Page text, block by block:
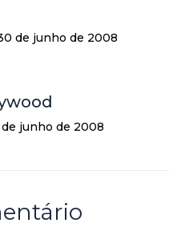
de junho de 2008
junho de 2008